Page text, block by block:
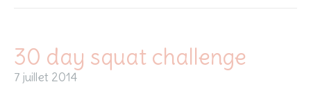
30 day squat challenge
7 juillet 2014